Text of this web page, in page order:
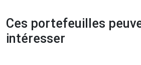
Ces portefeuilles
intéresser